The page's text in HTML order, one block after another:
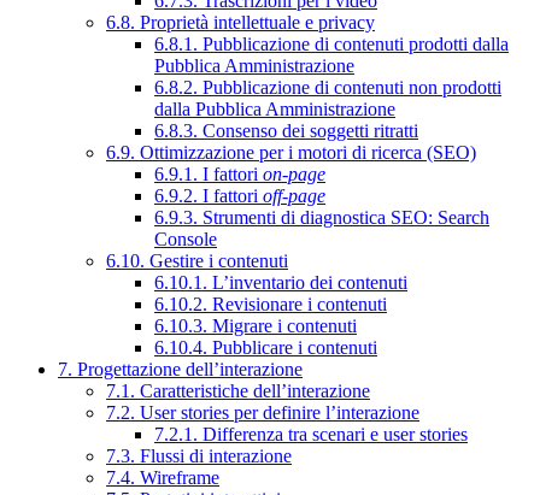
6.8. Proprietà intellettuale e privacy
6.8.1. Pubblicazione di contenuti prodotti dalla
Pubblica Amministrazione
6.8.2. Pubblicazione di contenuti non prodotti
dalla Pubblica Amministrazione
6.8.3. Consenso dei soggetti ritratti
6.9. Ottimizzazione per i motori di ricerca (SEO)
6.9.1. I fattori on-page
6.9.2. I fattori off-page
6.9.3. Strumenti di diagnostica SEO: Search
Console
6.10. Gestire i contenuti
6.10.1. L’inventario dei contenuti
6.10.2. Revisionare i contenuti
6.10.3. Migrare i contenuti
6.10.4. Pubblicare i contenuti
7. Progettazione dell’interazione
7.1. Caratteristiche dell’interazione
7.2. User stories per definire l’interazione
7.2.1. Differenza tra scenari e user stories
7.3. Flussi di interazione
7.4. Wireframe